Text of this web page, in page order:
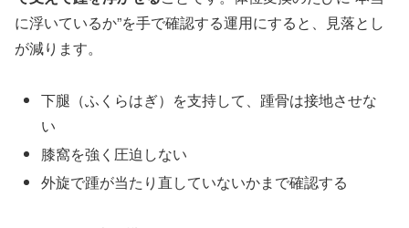
に浮いているか”を手で確認する運用にすると、見落とし
が減ります。
下腿（ふくらはぎ）を支持して、踵骨は接地させな
い
膝窩を強く圧迫しない
外旋で踵が当たり直していないかまで確認する